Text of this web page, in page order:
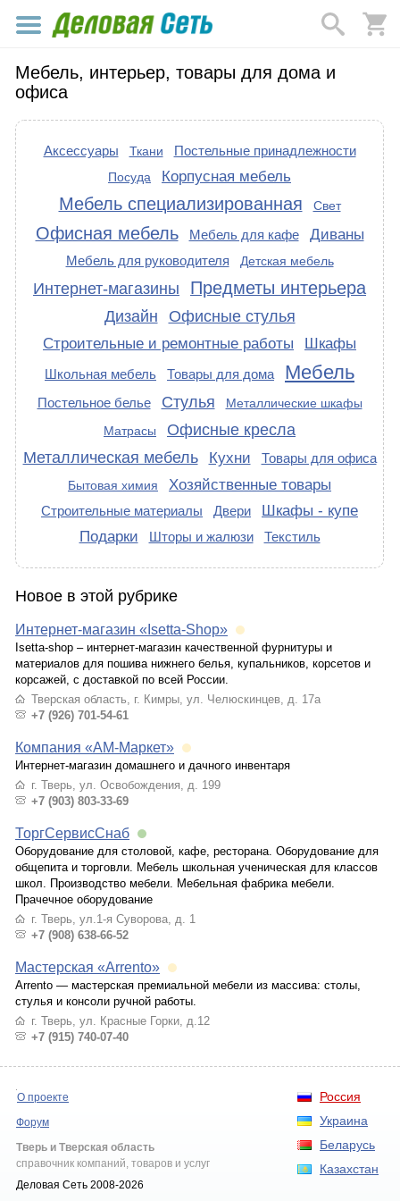
Мебель, интерьер, товары для дома и
офиса
Аксессуары Ткани Постельные принадлежности
Посуда Корпусная мебель
Мебель специализированная Свет
Офисная мебель Мебель для кафе Диваны
Мебель для руководителя Детская мебель
Интернет-магазины Предметы интерьера
Дизайн Офисные стулья
Строительные и ремонтные работы Шкафы
Школьная мебель Товары для дома Мебель
Постельное белье Стулья
Металлические шкафы
Матрасы
Офисные кресла
Металлическая мебель
Кухни Товары для офиса
Бытовая химия Хозяйственные товары
Строительные материалы Двери
Шкафы - купе
Подарки
Шторы и жалюзи Текстиль
Новое в этой рубрике
Интернет-магазин «Isetta-Shop»
Isetta-shop – интернет-магазин качественной фурнитуры и
материалов для пошива нижнего белья, купальников, корсетов и
корсажей, с доставкой по всей России.
Тверская область, г. Кимры, ул. Челюскинцев, д. 17а
+7 (926) 701-54-61
Компания «АМ-Маркет»
Интернет-магазин домашнего и дачного инвентаря
г. Тверь, ул. Освобождения, д. 199
+7 (903) 803-33-69
ТоргСервисСнаб
Оборудование для столовой, кафе, ресторана. Оборудование для
общепита и торговли. Мебель школьная ученическая для классов
школ. Производство мебели. Мебельная фабрика мебели.
Прачечное оборудование
г. Тверь, ул.1-я Суворова, д. 1
+7 (908) 638-66-52
Мастерская «Arrento»
Arrento — мастерская премиальной мебели из массива: столы,
стулья и консоли ручной работы.
г. Тверь, ул. Красные Горки, д.12
+7 (915) 740-07-40
Россия
Украина
Беларусь
Казахстан
О проекте
Форум
Тверь и Тверская область
справочник компаний, товаров и услуг
Деловая Сеть 2008-2026